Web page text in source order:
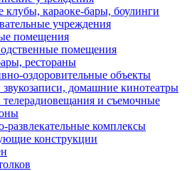
караоке-бары, боулинги
учреждения
помещения
помещения
рестораны
оздоровительные объекты
домашние кинотеатры
и съемочные
развлекательные комплексы
конструкции